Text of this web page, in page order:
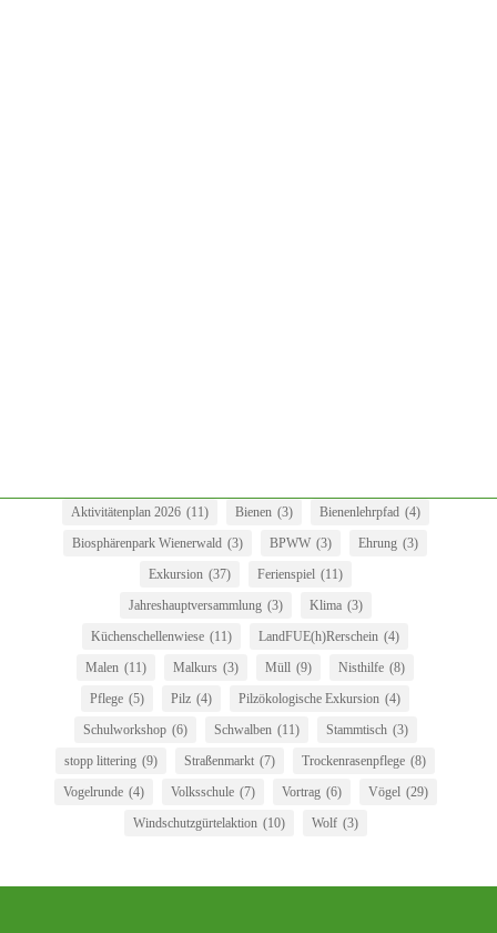
Aktivitätenplan 2026 (11) Bienen (3) Bienenlehrpfad (4)
Biosphärenpark Wienerwald (3) BPWW (3) Ehrung (3)
Exkursion (37) Ferienspiel (11)
Jahreshauptversammlung (3) Klima (3)
Küchenschellenwiese (11) LandFUE(h)Rerschein (4)
Malen (11) Malkurs (3) Müll (9) Nisthilfe (8)
Pflege (5) Pilz (4) Pilzökologische Exkursion (4)
Schulworkshop (6) Schwalben (11) Stammtisch (3)
stopp littering (9) Straßenmarkt (7) Trockenrasenpflege (8)
Vogelrunde (4) Volksschule (7) Vortrag (6) Vögel (29)
Windschutzgürtelaktion (10) Wolf (3)